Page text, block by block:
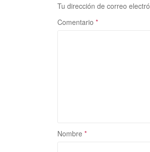
Tu dirección de correo
Comentario *
Nombre *